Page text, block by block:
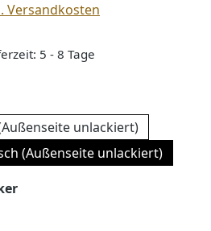
Versandkosten
5 - 8 Tage
unlackiert)
(Außenseite unlackiert)
auswählen